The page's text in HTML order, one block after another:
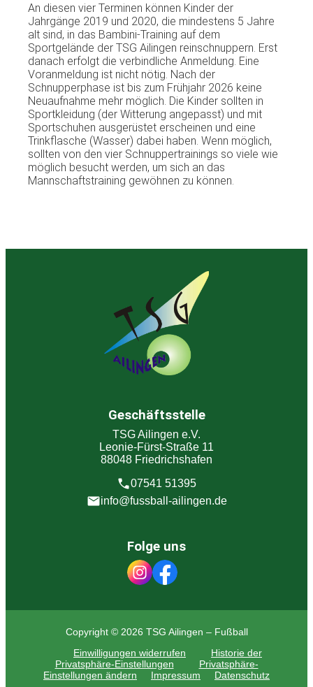
An diesen vier Terminen können Kinder der
Jahrgänge 2019 und 2020, die mindestens 5 Jahre
alt sind, in das Bambini-Training auf dem
Sportgelände der TSG Ailingen reinschnuppern. Erst
danach erfolgt die verbindliche Anmeldung. Eine
Voranmeldung ist nicht nötig. Nach der
Schnupperphase ist bis zum Frühjahr 2026 keine
Neuaufnahme mehr möglich. Die Kinder sollten in
Sportkleidung (der Witterung angepasst) und mit
Sportschuhen ausgerüstet erscheinen und eine
Trinkflasche (Wasser) dabei haben. Wenn möglich,
sollten von den vier Schnuppertrainings so viele wie
möglich besucht werden, um sich an das
Mannschaftstraining gewöhnen zu können.
Geschäftsstelle
TSG Ailingen e.V.
Leonie-Fürst-Straße 11
88048 Friedrichshafen
07541 51395
info@fussball-ailingen.de
Folge uns
Copyright © 2026 TSG Ailingen – Fußball
Einwilligungen widerrufen
Historie der
Privatsphäre-Einstellungen
Privatsphäre-
Einstellungen ändern
Impressum Datenschutz